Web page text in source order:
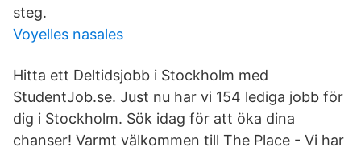
steg.
Voyelles nasales
Hitta ett Deltidsjobb i Stockholm med
StudentJob.se. Just nu har vi 154 lediga jobb för
dig i Stockholm. Sök idag för att öka dina
chanser! Varmt välkommen till The Place - Vi har